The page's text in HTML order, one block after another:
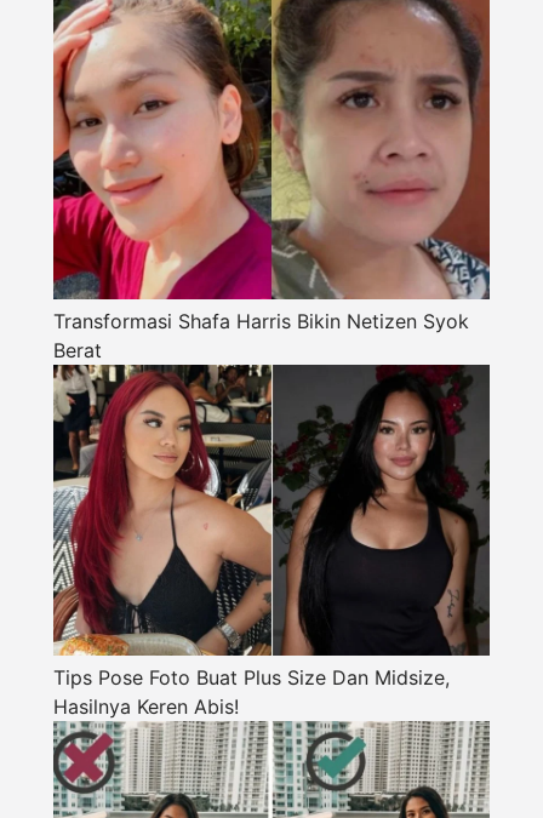
Transformasi Shafa Harris Bikin Netizen Syok
Berat
Tips Pose Foto Buat Plus Size Dan Midsize,
Hasilnya Keren Abis!